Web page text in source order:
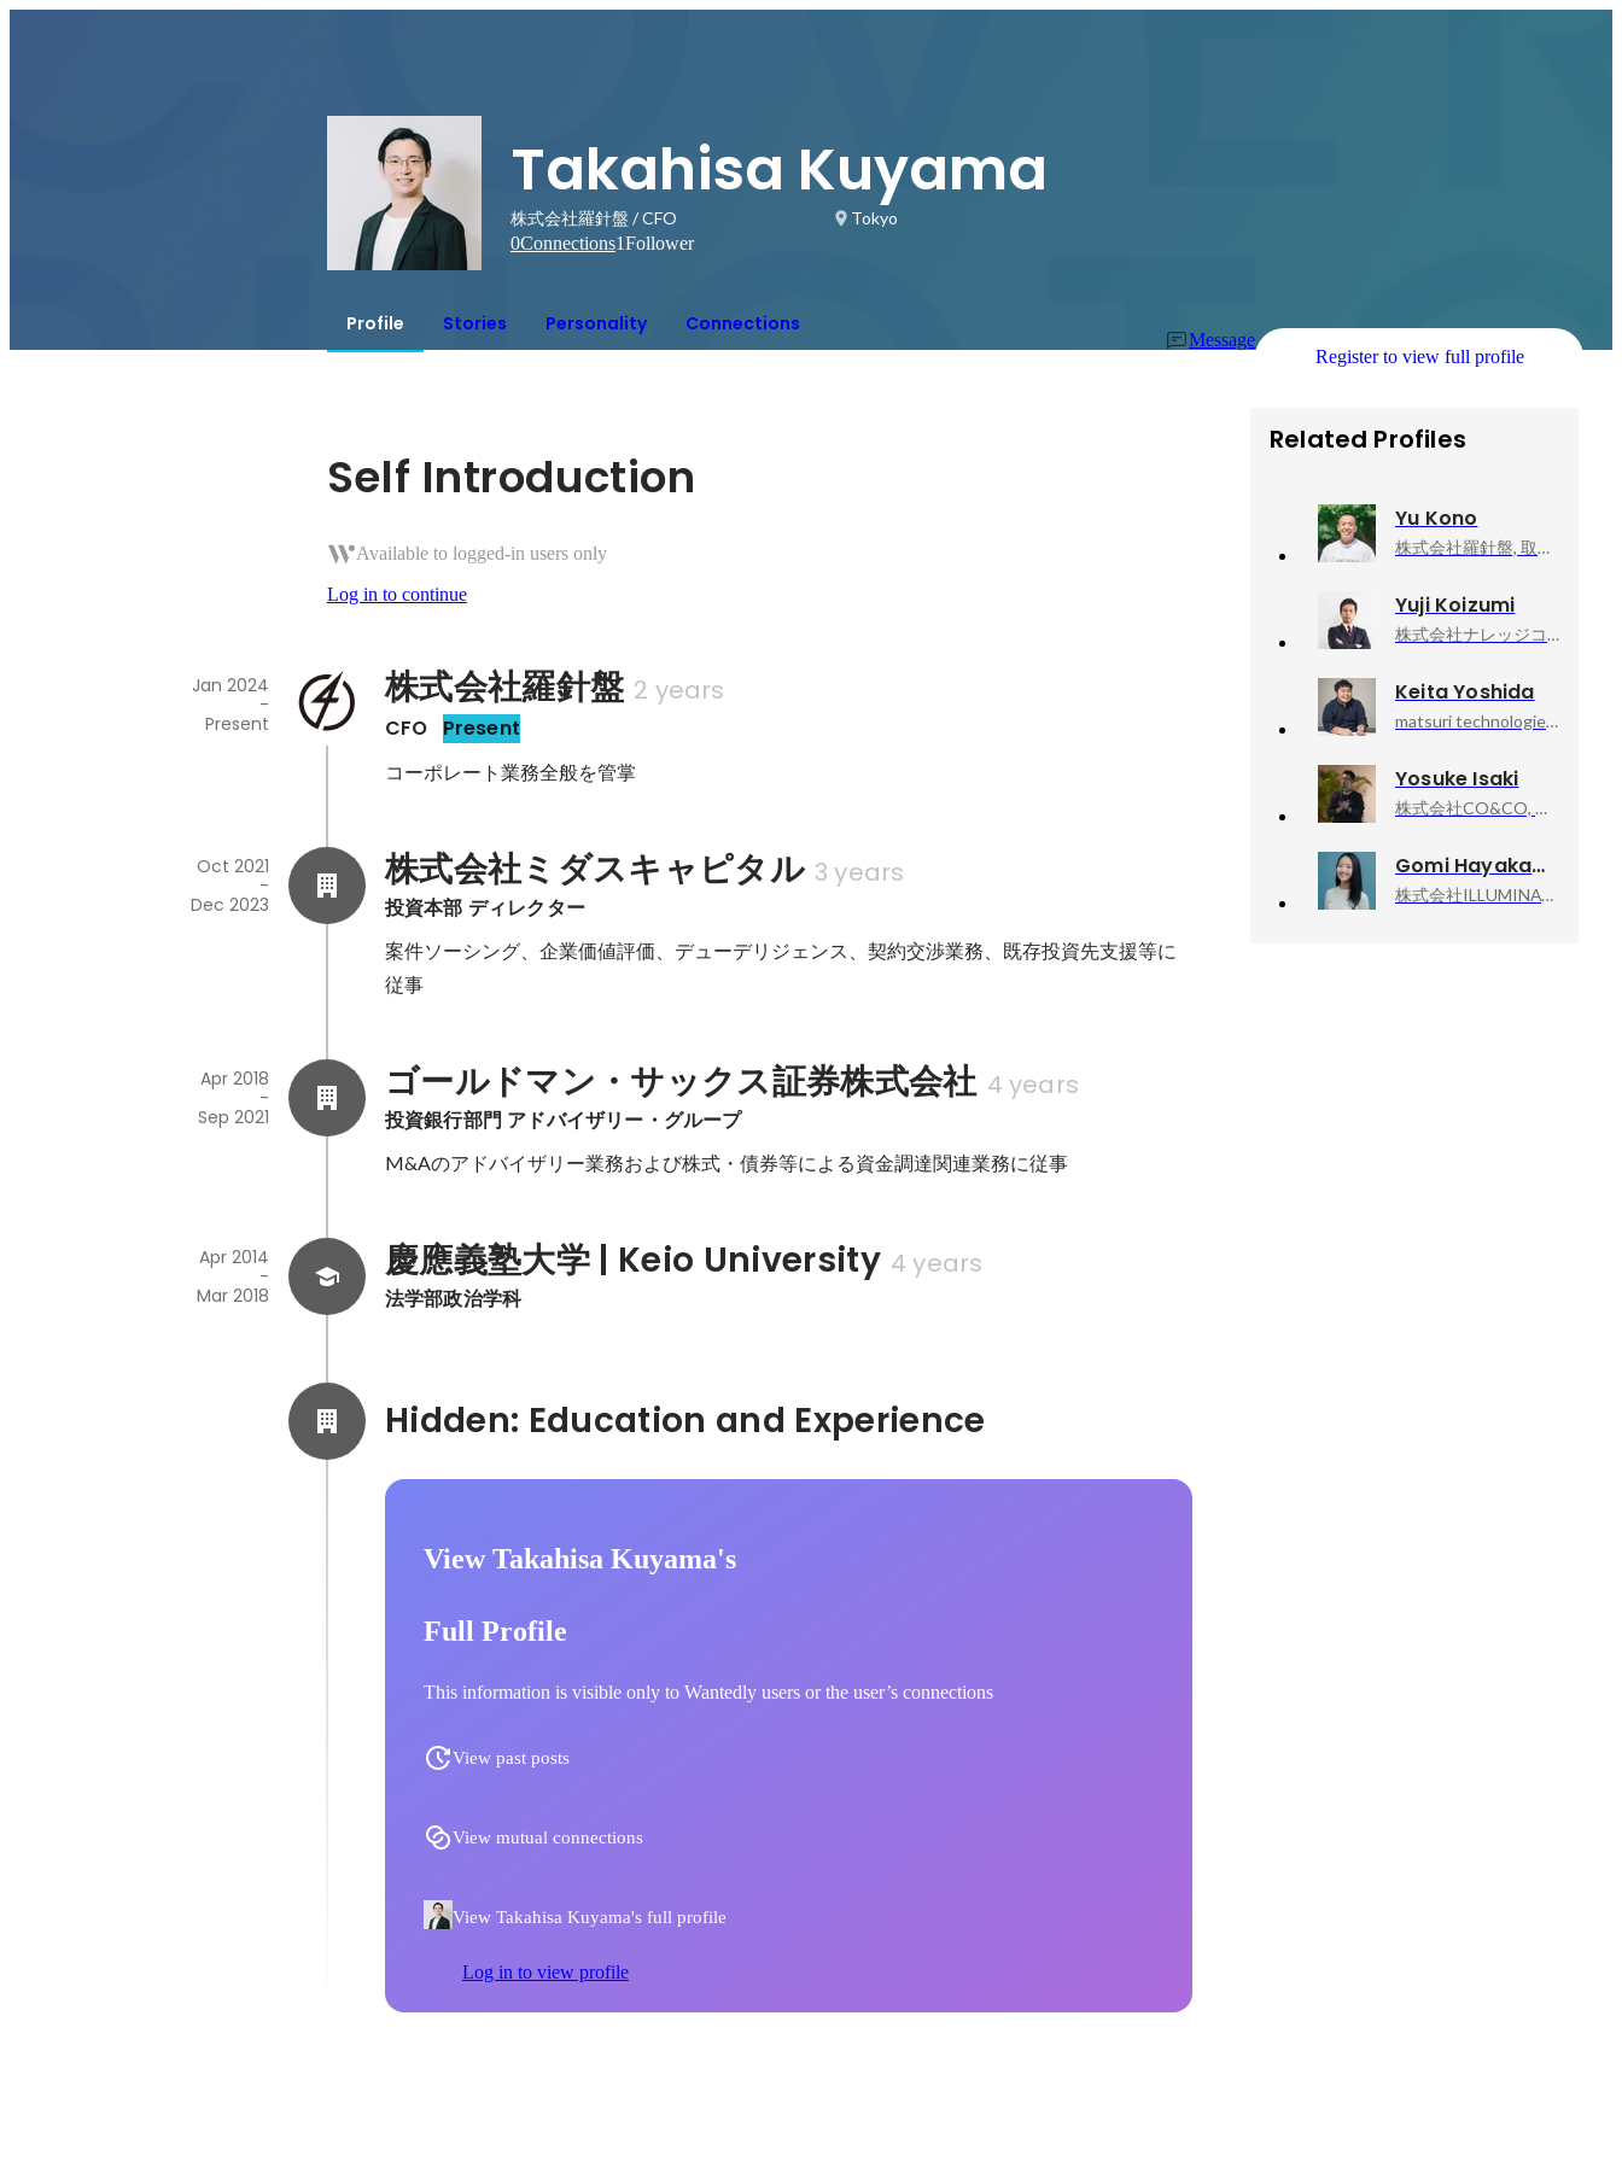
Takahisa Kuyama
株式会社羅針盤 / CFO
Tokyo
0Connections1Follower
Profile Stories Personality Connections
Message
Register to view full profile
Self Introduction
Available to logged-in users only
Log in to continue
株式会社羅針盤 2 years
CFO Present
Jan 2024
-
Present
コーポレート業務全般を管掌
株式会社ミダスキャピタル 3 years
投資本部 ディレクター
Oct 2021
-
Dec 2023
案件ソーシング、企業価値評価、デューデリジェンス、契約交渉業務、既存投資先支援等に
従事
ゴールドマン・サックス証券株式会社 4 years
投資銀行部門 アドバイザリー・グループ
Apr 2018
-
Sep 2021
M&Aのアドバイザリー業務および株式・債券等による資金調達関連業務に従事
慶應義塾大学 | Keio University 4 years
法学部政治学科
Apr 2014
-
Mar 2018
View Takahisa Kuyama's
Full Profile
This information is visible only to Wantedly users or the user’s connections
View past posts
View mutual connections
View Takahisa Kuyama's full profile
Log in to view profile
Related Profiles
Yu Kono
株式会社羅針盤, 取締役
Yuji Koizumi
株式会社ナレッジコミュニケーション, 取締役副社長COO
Keita Yoshida
matsuri technologies, CEO&Founder
Yosuke Isaki
株式会社CO&CO, 事業統括部長
Gomi Hayakawa
株式会社ILLUMINATE, 代表取締役